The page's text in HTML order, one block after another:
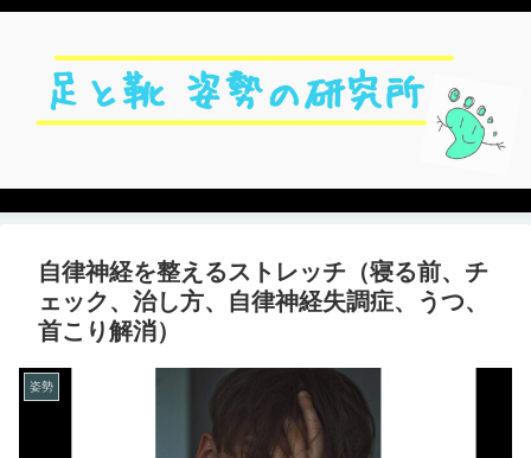
自律神経を整えるストレッチ（寝る前、チ
ェック、治し方、自律神経失調症、うつ、
首こり解消）
姿勢